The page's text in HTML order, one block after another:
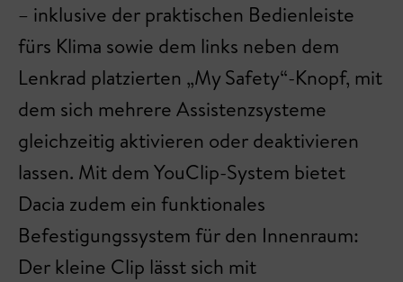
– inklusive der praktischen Bedienleiste
fürs Klima sowie dem links neben dem
Lenkrad platzierten „My Safety“-Knopf, mit
dem sich mehrere Assistenzsysteme
gleichzeitig aktivieren oder deaktivieren
lassen. Mit dem YouClip-System bietet
Dacia zudem ein funktionales
Befestigungssystem für den Innenraum:
Der kleine Clip lässt sich mit